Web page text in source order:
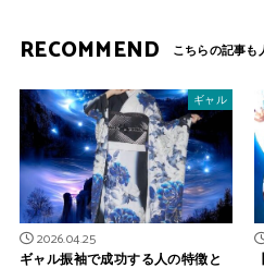
RECOMMEND
ギャル
2026.04.25
ギャル振袖で成功する人の特徴と